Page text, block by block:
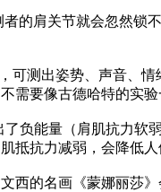
的肩关节就会忽然锁
可测出姿势、声音、
需要像古德哈特的实验
负能量（肩肌抗力软
抵抗力减弱，会降低人
西的名画《蒙娜丽莎